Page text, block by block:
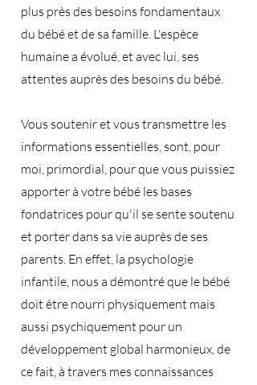
plus près des besoins fondamentaux
du bébé et de sa famille. L'espèce
humaine a évolué, et avec lui, ses
attentes auprès des besoins du bébé.
Vous soutenir et vous transmettre les
informations essentielles, sont, pour
moi, primordial, pour que vous puissiez
apporter à votre bébé les bases
fondatrices pour qu'il se sente soutenu
et porter dans sa vie auprès de ses
parents. En effet, la psychologie
infantile, nous a démontré que le bébé
doit être nourri physiquement mais
aussi psychiquement pour un
développement global harmonieux, de
ce fait, à travers mes connaissances